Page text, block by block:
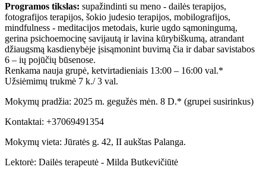
Programos tikslas: supažindinti su meno - dailės terapijos,
fotografijos terapijos, šokio judesio terapijos, mobilografijos,
mindfulness - meditacijos metodais, kurie ugdo sąmoningumą,
gerina psichoemocinę savijautą ir lavina kūrybiškumą, atrandant
džiaugsmą kasdienybėje įsisąmonint buvimą čia ir dabar savistabos
6 – ių pojūčių būsenose.
Renkama nauja grupė, ketvirtadieniais 13:00 – 16:00 val.*
Užsiėmimų trukmė 7 k./ 3 val.
Mokymų pradžia: 2025 m. gegužės mėn. 8 D.* (grupei susirinkus)
Kontaktai: +37069491354
Mokymų vieta: Jūratės g. 42, II aukštas Palanga.
Lektorė: Dailės terapeutė - Milda Butkevičiūtė